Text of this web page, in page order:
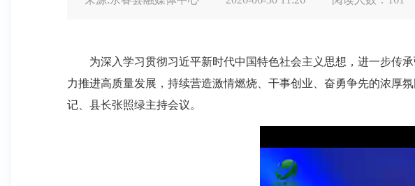
为深入学习贯彻习近平新时代中国特色社会主义思想，进一步传承
力推进高质量发展，持续营造激情燃烧、干事创业、奋勇争先的浓厚
记、县长张照绿主持会议。